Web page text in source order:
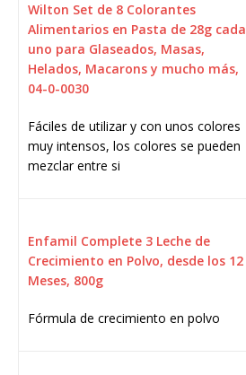
Wilton Set de 8 Colorantes
Alimentarios en Pasta de 28g cada
uno para Glaseados, Masas,
Helados, Macarons y mucho más,
04-0-0030
Fáciles de utilizar y con unos colores
muy intensos, los colores se pueden
mezclar entre si
Enfamil Complete 3 Leche de
Crecimiento en Polvo, desde los 12
Meses, 800g
Fórmula de crecimiento en polvo